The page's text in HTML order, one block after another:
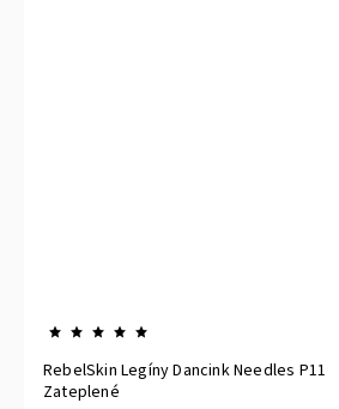
RebelSkin Legíny Dancink Needles P11
Zateplené